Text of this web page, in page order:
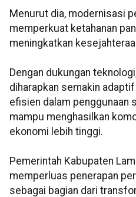
Menurut dia, modernisasi
memperkuat ketahanan
meningkatkan
Dengan dukungan
diharapkan semakin
efisien dalam penggunaan
mampu menghasilkan
ekonomi lebih tinggi.
Pemerintah Kabupaten
memperluas penerapan
sebagai bagian dari